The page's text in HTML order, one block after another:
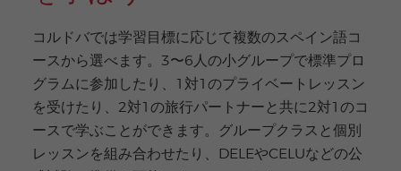
コルドバでは学習目標に応じて複数のスペイン語コ
ースから選べます。3〜6人の小グループで標準プロ
グラムに参加したり、1対1のプライベートレッスン
を受けたり、2対1の旅行パートナーと共に2対1のコ
ースで学ぶことができます。グループクラスと個別
レッスンを組み合わせたり、DELEやCELUなどの公